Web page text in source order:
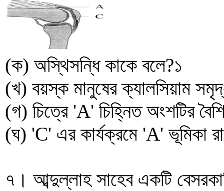
(ক) অস্থিসন্ধি কাকে বলে?১
(খ) বয়স্ক মানুষের ক্যালসিয়াম
(গ) চিত্রে 'A' চিহ্নিত অংশটির
(ঘ) 'C' এর কার্যক্রমে 'A' ভূমিকা
৭। আব্দুল্লাহ সাহেব একটি